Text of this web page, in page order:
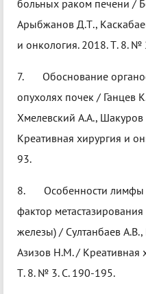
больных раком печени /
Арыбжанов Д.Т.,
и онкология. 2018. Т. 8.
7. Обоснование
опухолях почек /
Хмелевский А.А.,
Креативная хирургия и
93.
8. Особенности лимфы
фактор
железы) / Султанбаев
Азизов Н.М. / Креативная
Т. 8. № 3. С. 190-195.